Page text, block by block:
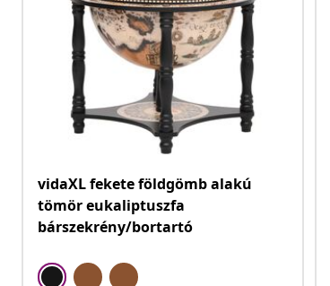
vidaXL fekete földgömb alakú
tömör eukaliptuszfa
bárszekrény/bortartó